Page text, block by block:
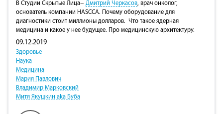
В Студии Скрытые Лица− Дмитрий Черкасов, врач онколог,
основатель компании HASCCA. Почему оборудование для
диагностики стоит миллионы долларов. Что такое ядерная
медицина и какое у нее будущее. Про медицинскую архитектуру.
09.12.2019
Здоровье
Наука
Медицина
Мария Павлович
Владимир Марковский
Митя Якушкин aka Буба